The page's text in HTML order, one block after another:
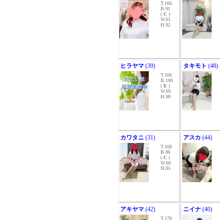
T.166
B.91
( C )
W.61
H.92
ヒラヤマ (39)
T.166
B.100
( E )
W.69
H.98
タキモト (48)
カワタニ (31)
T.168
B.86
( C )
W.60
H.85
アスカ (44)
アキヤマ (42)
T.170
ニイナ (40)